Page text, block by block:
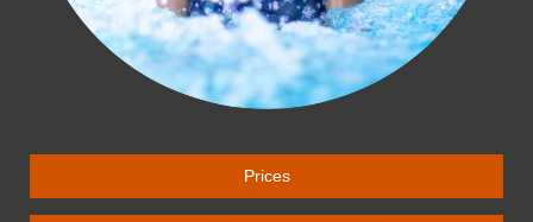
Prices